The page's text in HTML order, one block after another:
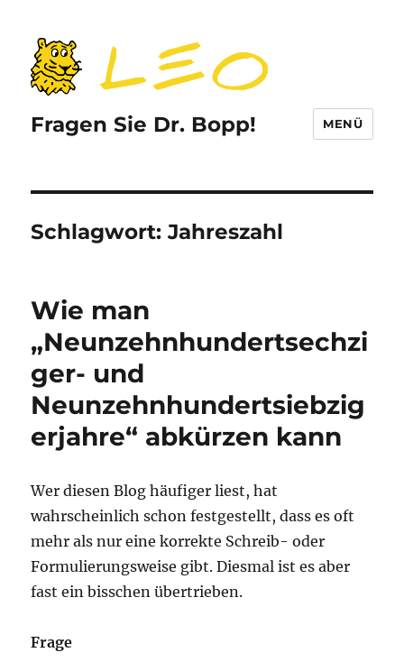
Fragen Sie Dr. Bopp! MENÜ
Schlagwort:Jahreszahl
Wie man
„Neunzehnhundertsechzi
ger- und
Neunzehnhundertsiebzig
erjahre“ abkürzen kann
Wer diesen Blog häufiger liest, hat
wahrscheinlich schon festgestellt, dass es oft
mehr als nur eine korrekte Schreib- oder
Formulierungsweise gibt. Diesmal ist es aber
fast ein bisschen übertrieben.
Frage